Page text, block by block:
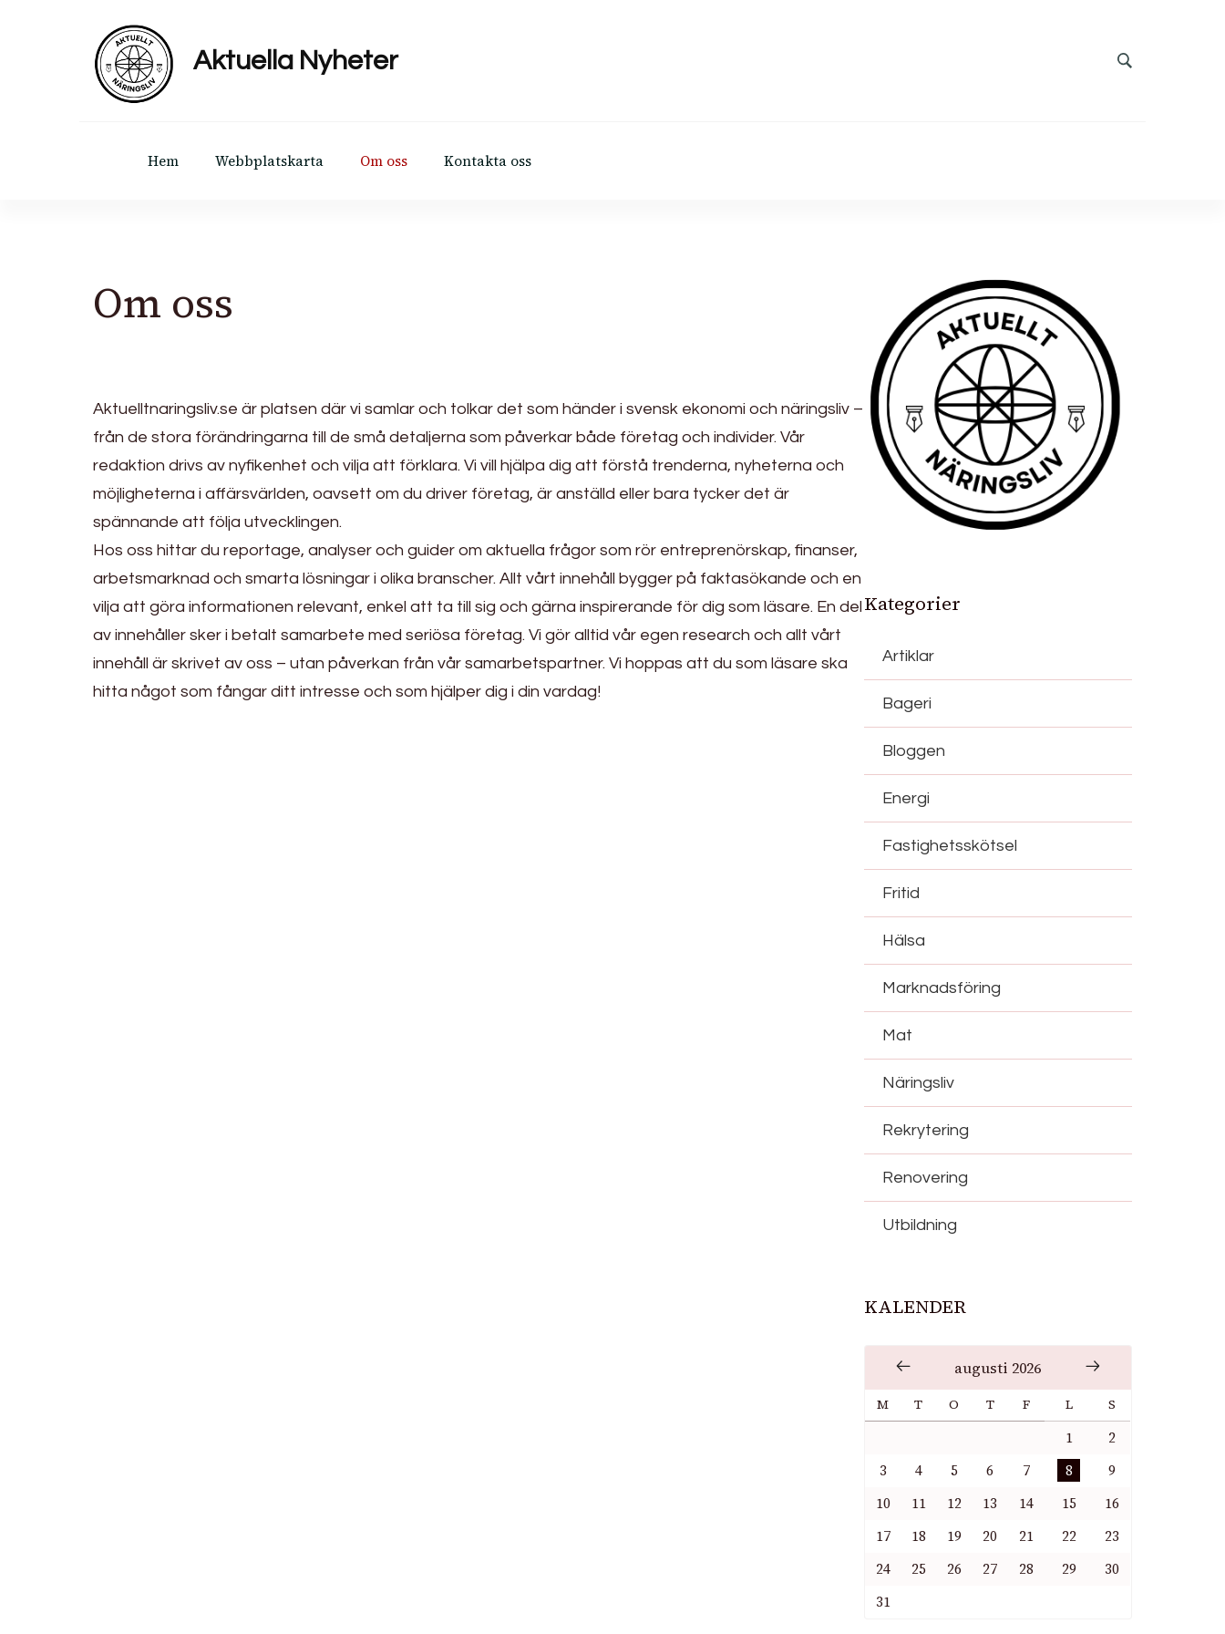
Aktuella Nyheter
Hem Webbplatskarta Om oss Kontakta oss
Om oss
Aktuelltnaringsliv.se är platsen där vi samlar och tolkar det som händer i svensk ekonomi och näringsliv –
från de stora förändringarna till de små detaljerna som påverkar både företag och individer. Vår
redaktion drivs av nyfikenhet och vilja att förklara. Vi vill hjälpa dig att förstå trenderna, nyheterna och
möjligheterna i affärsvärlden, oavsett om du driver företag, är anställd eller bara tycker det är
spännande att följa utvecklingen.
Hos oss hittar du reportage, analyser och guider om aktuella frågor som rör entreprenörskap, finanser,
arbetsmarknad och smarta lösningar i olika branscher. Allt vårt innehåll bygger på faktasökande och en
vilja att göra informationen relevant, enkel att ta till sig och gärna inspirerande för dig som läsare. En del
av innehåller sker i betalt samarbete med seriösa företag. Vi gör alltid vår egen research och allt vårt
innehåll är skrivet av oss – utan påverkan från vår samarbetspartner. Vi hoppas att du som läsare ska
hitta något som fångar ditt intresse och som hjälper dig i din vardag!
Kategorier
Artiklar
Bageri
Bloggen
Energi
Fastighetsskötsel
Fritid
Hälsa
Marknadsföring
Mat
Näringsliv
Rekrytering
Renovering
Utbildning
KALENDER
augusti 2026
M T O T F L S
1
2
3
4 5 6 7 8
9
10
11 12 13 14 15
16
17
18 19 20 21 22
23
24
25 26 27 28 29
30
31